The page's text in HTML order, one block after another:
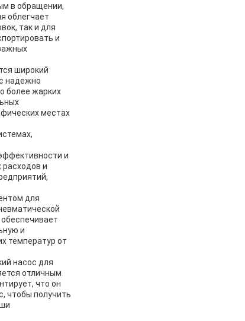
в обращении,
облегчает
так и для
и
широкий
надежно
более жарких
местах
и
и
для
и
температур от
насос для
отличным
что он
чтобы получить